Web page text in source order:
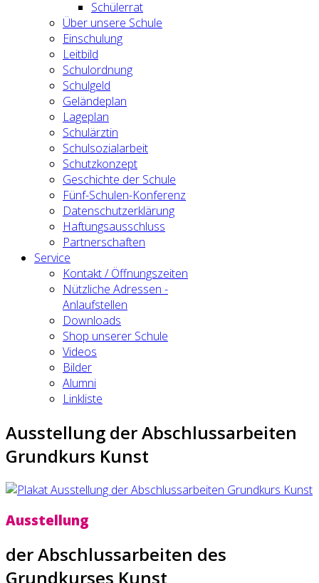
Schülerrat
Über unsere Schule
Einschulung
Leitbild
Schulordnung
Schulgeld
Geländeplan
Lageplan
Schulärztin
Schulsozialarbeit
Schutzkonzept
Geschichte der Schule
Fünf-Schulen-Konferenz
Datenschutzerklärung
Haftungsausschluss
Partnerschaften
Service
Kontakt / Öffnungszeiten
Nützliche Adressen -
Anlaufstellen
Downloads
Shop unserer Schule
Videos
Bilder
Alumni
Linkliste
Ausstellung der Abschlussarbeiten
Grundkurs Kunst
Ausstellung
der Abschlussarbeiten des
Grundkurses Kunst